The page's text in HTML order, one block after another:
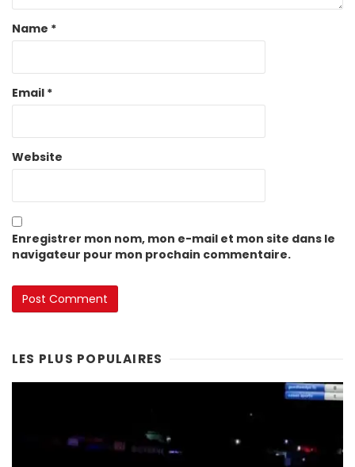
Name *
Email *
Website
Enregistrer mon nom, mon e-mail et mon site dans le
navigateur pour mon prochain commentaire.
LES PLUS POPULAIRES